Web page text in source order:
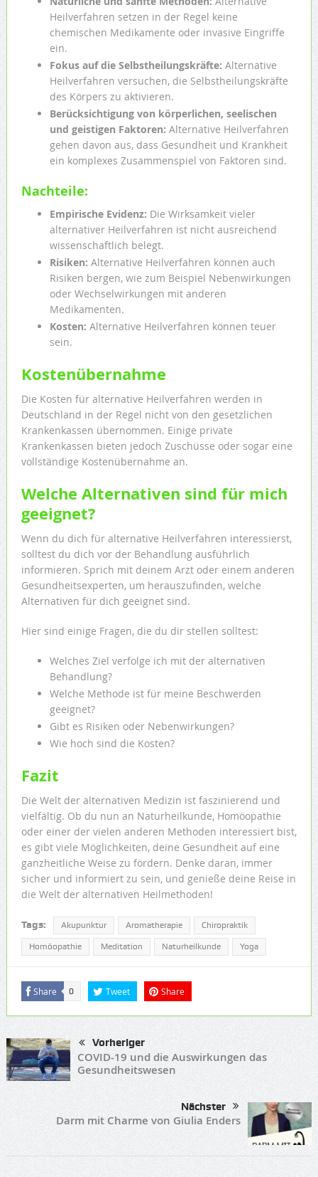
Heilverfahren setzen in der Regel keine
chemischen Medikamente oder invasive Eingriffe
ein.
Fokus auf die Selbstheilungskräfte: Alternative
Heilverfahren versuchen, die Selbstheilungskräfte
des Körpers zu aktivieren.
Berücksichtigung von körperlichen, seelischen
und geistigen Faktoren: Alternative Heilverfahren
gehen davon aus, dass Gesundheit und Krankheit
ein komplexes Zusammenspiel von Faktoren sind.
Nachteile:
Empirische Evidenz: Die Wirksamkeit vieler
alternativer Heilverfahren ist nicht ausreichend
wissenschaftlich belegt.
Risiken: Alternative Heilverfahren können auch
Risiken bergen, wie zum Beispiel Nebenwirkungen
oder Wechselwirkungen mit anderen
Medikamenten.
Kosten: Alternative Heilverfahren können teuer
sein.
Kostenübernahme
Die Kosten für alternative Heilverfahren werden in
Deutschland in der Regel nicht von den gesetzlichen
Krankenkassen übernommen. Einige private
Krankenkassen bieten jedoch Zuschüsse oder sogar eine
vollständige Kostenübernahme an.
Welche Alternativen sind für mich
geeignet?
Wenn du dich für alternative Heilverfahren interessierst,
solltest du dich vor der Behandlung ausführlich
informieren. Sprich mit deinem Arzt oder einem anderen
Gesundheitsexperten, um herauszufinden, welche
Alternativen für dich geeignet sind.
Hier sind einige Fragen, die du dir stellen solltest:
Welches Ziel verfolge ich mit der alternativen
Behandlung?
Welche Methode ist für meine Beschwerden
geeignet?
Gibt es Risiken oder Nebenwirkungen?
Wie hoch sind die Kosten?
Fazit
Die Welt der alternativen Medizin ist faszinierend und
vielfältig. Ob du nun an Naturheilkunde, Homöopathie
oder einer der vielen anderen Methoden interessiert bist,
es gibt viele Möglichkeiten, deine Gesundheit auf eine
ganzheitliche Weise zu fördern. Denke daran, immer
sicher und informiert zu sein, und genieße deine Reise in
die Welt der alternativen Heilmethoden!
Tags: Akupunktur Aromatherapie Chiropraktik
Homöopathie Meditation Naturheilkunde Yoga
Share 0 Tweet Share
Vorheriger
COVID-19 und die Auswirkungen das
Gesundheitswesen
Nächster
Darm mit Charme von Giulia Enders